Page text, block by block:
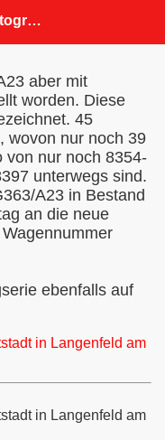
fabians-hobby-fotografien
aber mit
worden. Diese
45
wovon nur noch 39
von nur noch 8354-
unterwegs sind.
A23 in Bestand
an die neue
ebenfalls auf
in Langenfeld am
in Langenfeld am